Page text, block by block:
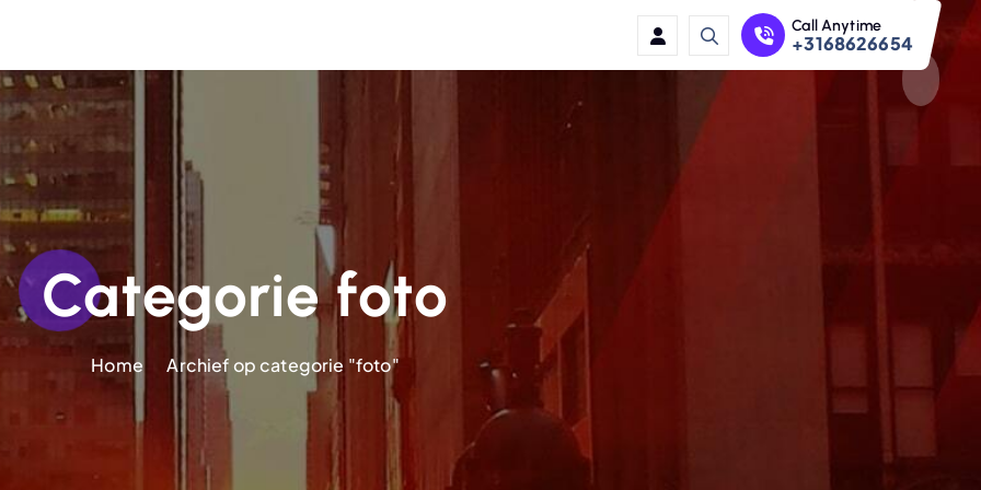
Call Anytime
+3168626654
Categorie foto
Home Archief op categorie "foto"